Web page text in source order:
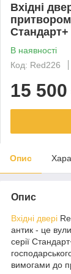
Вхідні
притвором
Стандарт+
В наявності
Код: Red226
15 500
Опис
Опис
Вхідні двері
антик - це
серії
вимогами до